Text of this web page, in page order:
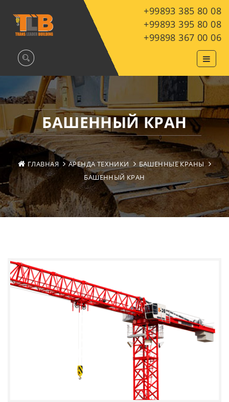
+99893 385 80 08
+99893 395 80 08
+99898 367 00 06
БАШЕННЫЙ КРАН
ГЛАВНАЯ АРЕНДА ТЕХНИКИ
БАШЕННЫЕ КРАНЫ
БАШЕННЫЙ КРАН